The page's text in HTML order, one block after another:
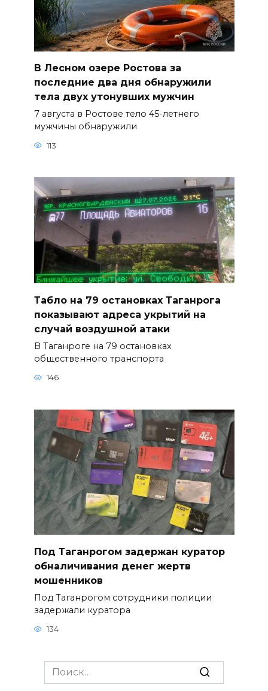
В Лесном озере Ростова за
последние два дня обнаружили
тела двух утонувших мужчин
7 августа в Ростове тело 45-летнего
мужчины обнаружили
113
Табло на 79 остановках Таганрога
показывают адреса укрытий на
случай воздушной атаки
В Таганроге на 79 остановках
общественного транспорта
146
Под Таганрогом задержан куратор
обналичивания денег жертв
мошенников
Под Таганрогом сотрудники полиции
задержали куратора
134
Search
for: